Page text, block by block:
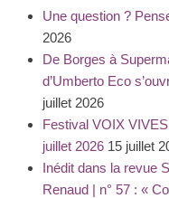
Une question ?
2026
De Borges à
d’Umberto Eco
juillet 2026
Festival VOIX
juillet 2026 15 juillet
Inédit dans la revue
Renaud | n° 57 : «